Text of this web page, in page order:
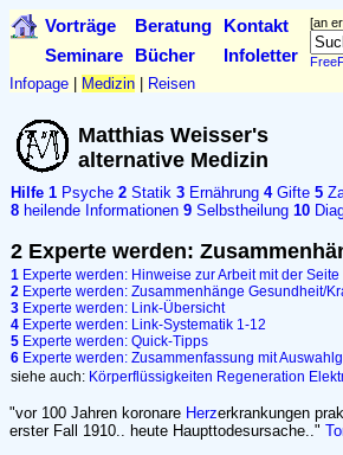
Vorträge Beratung Kontakt [an
Seminare Bücher Infoletter
Infopage Medizin Reisen
Matthias Weisser's
alternative Medizin
Hilfe 1 Psyche 2 Statik 3 Ernährung 4Gifte 5
8 heilende Informationen 9 Selbstheilung 10
2 Experte werden:
1 Experte werden: Hinweise zur Arbeit mit der Seite
2 Experte werden: Zusammenhänge Gesundheit/
3 Experte werden: Link-Übersicht
4 Experte werden: Link-Systematik 1-12
5 Experte werden: Quick-Tipps
6 Experte werden: Zusammenfassung mit
siehe auch: Körperflüssigkeiten Regeneration
"vor 100 Jahren koronare Herzerkrankungen
erster Fall 1910.. heute Haupttodesursache.."